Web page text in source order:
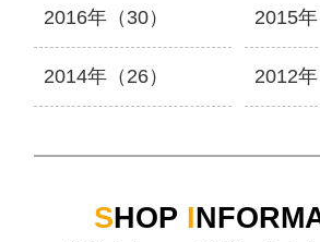
2016年（30） 2015年
2014年（26） 2012年
SHOP I